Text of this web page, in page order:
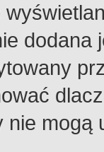
dodana
nie